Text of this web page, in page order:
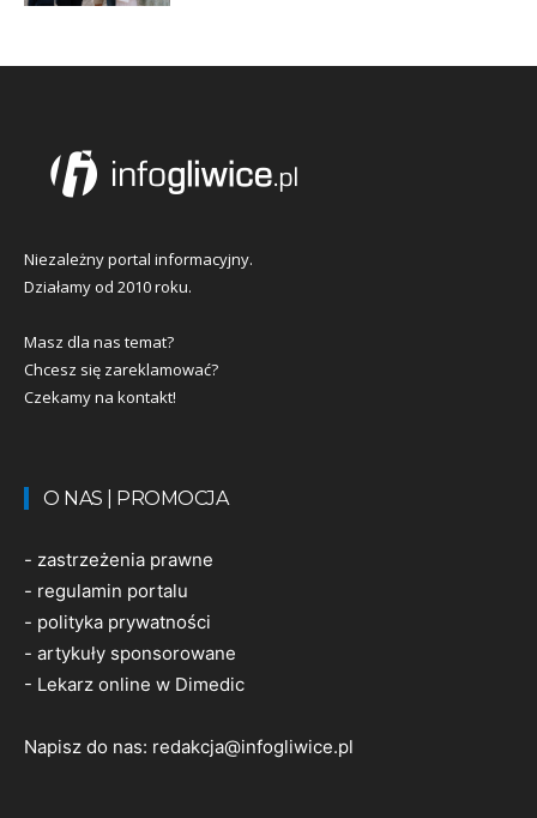
Niezależny portal informacyjny.
Działamy od 2010 roku.
Masz dla nas temat?
Chcesz się zareklamować?
Czekamy na kontakt!
O NAS | PROMOCJA
- zastrzeżenia prawne
- regulamin portalu
- polityka prywatności
- artykuły sponsorowane
- Lekarz online w Dimedic
Napisz do nas: redakcja@infogliwice.pl